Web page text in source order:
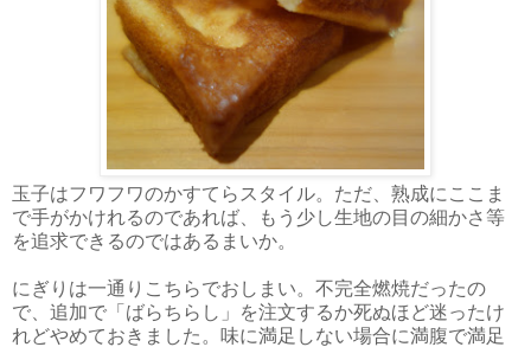
玉子はフワフワのかすてらスタイル。ただ、熟成にここま
で手がかけれるのであれば、もう少し生地の目の細かさ等
を追求できるのではあるまいか。
にぎりは一通りこちらでおしまい。不完全燃焼だったの
で、追加で「ばらちらし」を注文するか死ぬほど迷ったけ
れどやめておきました。味に満足しない場合に満腹で満足